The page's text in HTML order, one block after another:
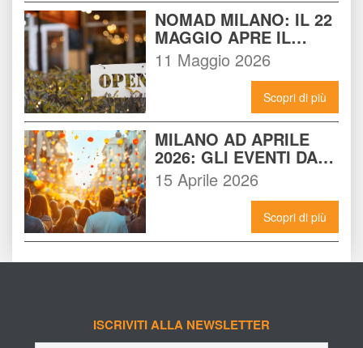
NOMAD MILANO: IL 22
MAGGIO APRE IL
LOCALE CHE
CAMBIERÀ I VENERDÌ
SERA A MILANO
11 Maggio 2026
Scopri di più
MILANO AD APRILE
2026: GLI EVENTI DA
NON PERDERE E
COME VIVERLI AL
15 Aprile 2026
Scopri di più
ISCRIVITI ALLA NEWSLETTER